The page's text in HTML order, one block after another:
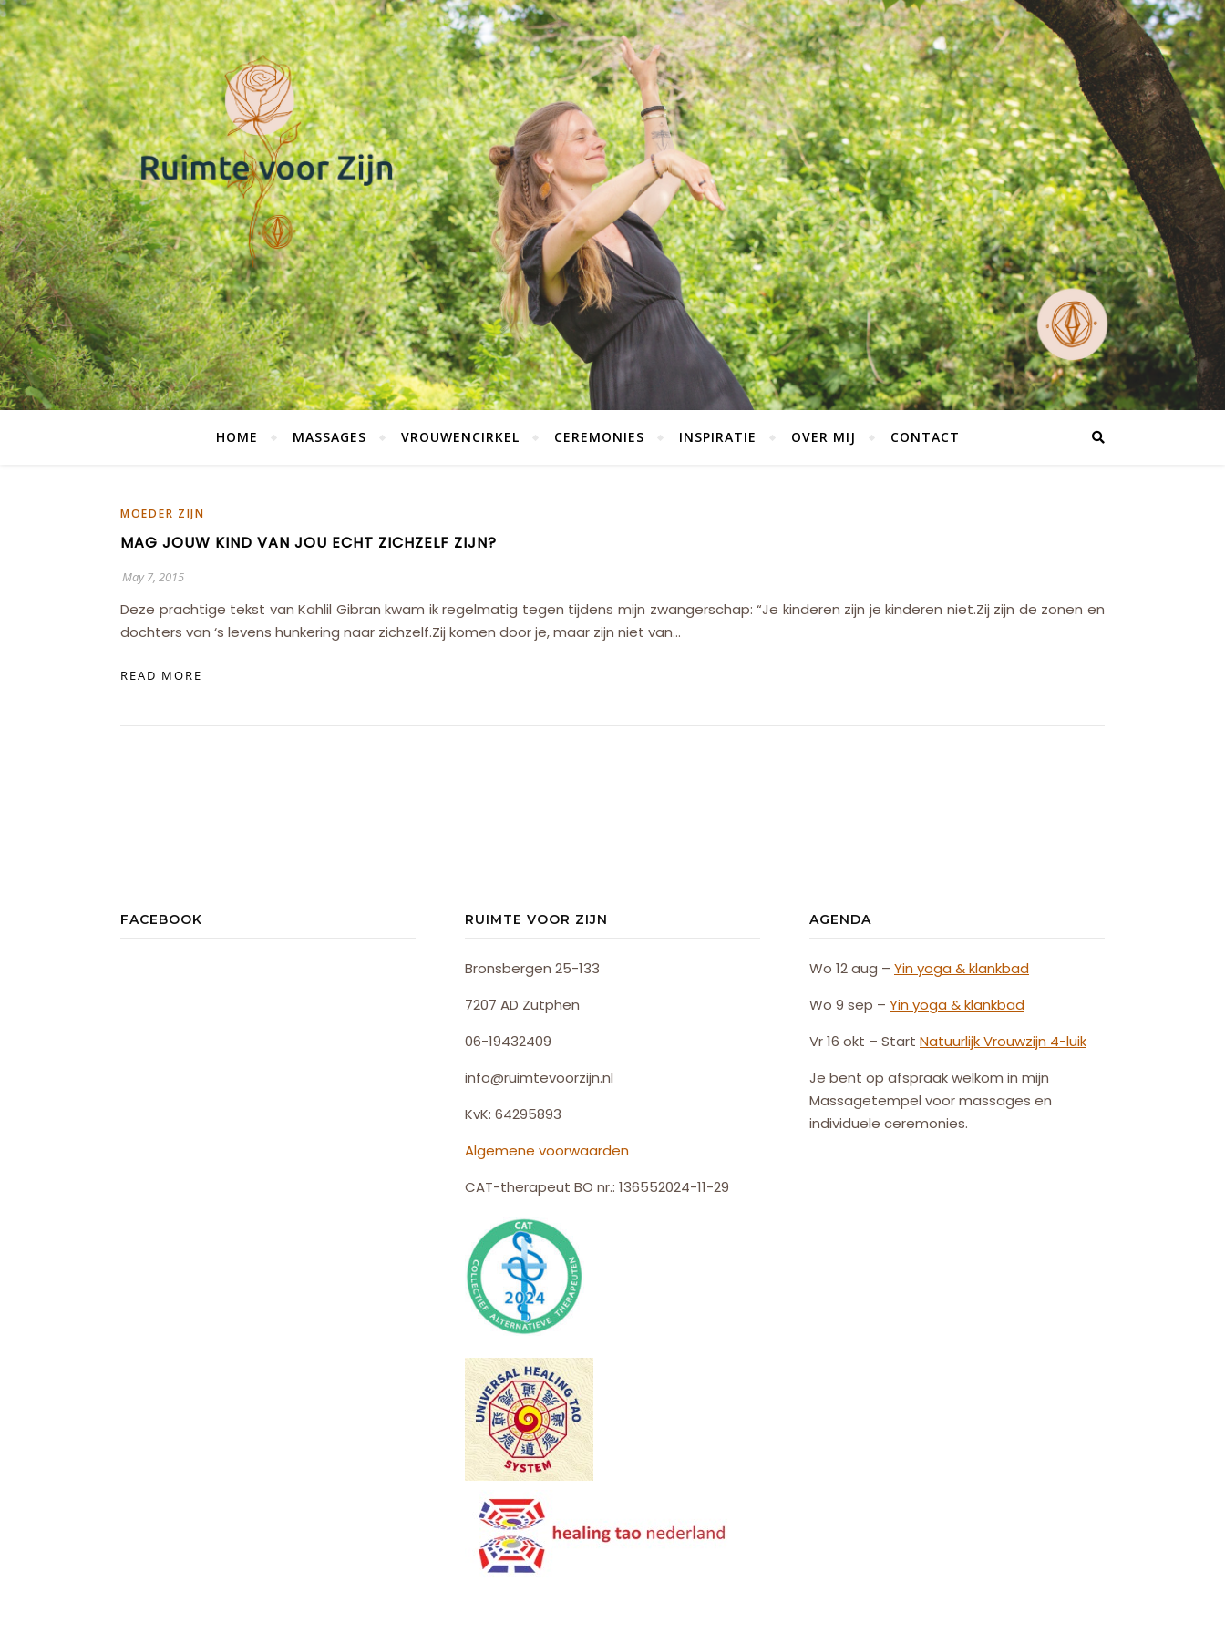
HOME MASSAGES VROUWENCIRKEL CEREMONIES INSPIRATIE OVER MIJ CONTACT
MOEDER ZIJN
MAG JOUW KIND VAN JOU ECHT ZICHZELF ZIJN?
May 7, 2015
Deze prachtige tekst van Kahlil Gibran kwam ik regelmatig tegen tijdens mijn zwangerschap: “Je kinderen zijn je kinderen niet.Zij zijn de zonen en
dochters van ‘s levens hunkering naar zichzelf.Zij komen door je, maar zijn niet van…
READ MORE
FACEBOOK RUIMTE VOOR ZIJN
Bronsbergen 25-133
7207 AD Zutphen
06-19432409
info@ruimtevoorzijn.nl
KvK: 64295893
Algemene voorwaarden
CAT-therapeut BO nr.: 136552024-11-29
AGENDA
Wo 12 aug – Yin yoga & klankbad
Wo 9 sep – Yin yoga & klankbad
Vr 16 okt – Start NatuurlijkVrouwzijn 4-luik
Je bent op afspraak welkom in mijn
Massagetempel voor massages en
individuele ceremonies.